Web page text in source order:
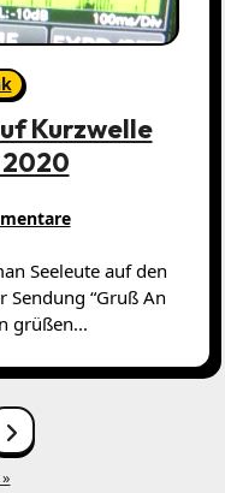
Kurzwelle
2020
“Gruß An
grüßen...